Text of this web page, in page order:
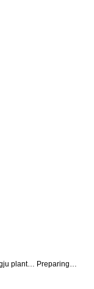
plant… Preparing…